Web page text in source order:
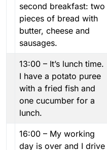
second breakfast: two
pieces of bread with
butter, cheese and
sausages.
13:00 – It’s lunch time.
I have a potato puree
with a fried fish and
one cucumber for a
lunch.
16:00 – My working
day is over and I drive